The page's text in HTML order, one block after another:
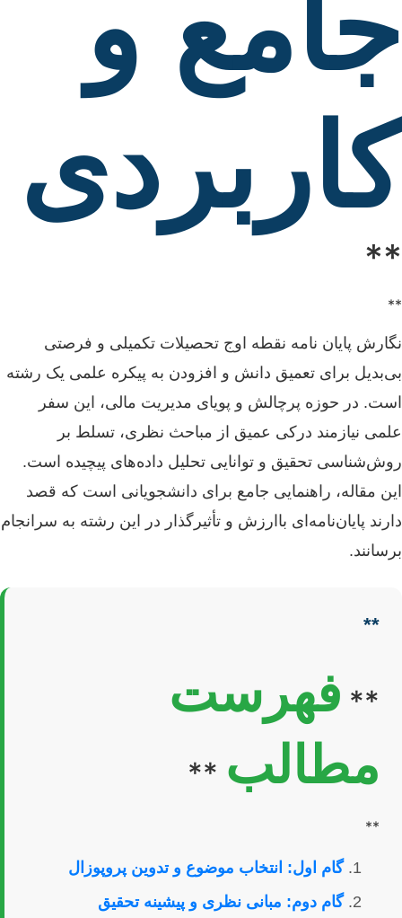
جامع و
کاربردی
**
**
نگارش پایان نامه نقطه اوج تحصیلات تکمیلی و فرصتی
بی‌بدیل برای تعمیق دانش و افزودن به پیکره علمی یک رشته
است. در حوزه پرچالش و پویای مدیریت مالی، این سفر
علمی نیازمند درکی عمیق از مباحث نظری، تسلط بر
روش‌شناسی تحقیق و توانایی تحلیل داده‌های پیچیده است.
این مقاله، راهنمایی جامع برای دانشجویانی است که قصد
دارند پایان‌نامه‌ای باارزش و تأثیرگذار در این رشته به سرانجام
برسانند.
**
** فهرست
مطالب **
**
گام اول: انتخاب موضوع و تدوین پروپوزال
گام دوم: مبانی نظری و پیشینه تحقیق